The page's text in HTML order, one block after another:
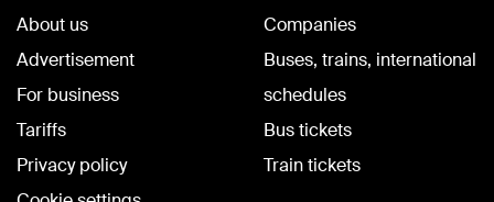
About us
Advertisement
For business
Tariffs
Privacy policy
Companies
Buses, trains, international
schedules
Bus tickets
Train tickets